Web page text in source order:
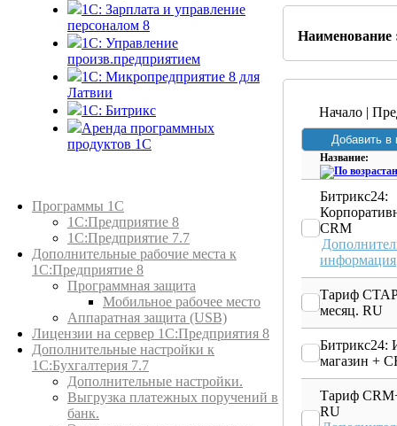
1C: Зарплата и управление
персоналом 8
1C: Управление
произв.предприятием
1С: Микропредприятие 8 для
Латвии
1C: Битрикс
Аренда программных
продуктов 1С
Программы 1С
1С:Предприятие 8
1С:Предприятие 7.7
Дополнительные рабочие места к
1С:Предприятие 8
Программная защита
Мобильное рабочее место
Аппаратная защита (USB)
Лицензии на сервер 1С:Предприятия 8
Дополнительные настройки к
1С:Бухгалтерия 7.7
Дополнительные настройки.
Выгрузка платежных поручений в
банк.
Наименование
Начало |
Название:
Битрикс24:
CRM
информация
Тариф
месяц. RU
Битрикс24:
магазин +
Тариф
RU